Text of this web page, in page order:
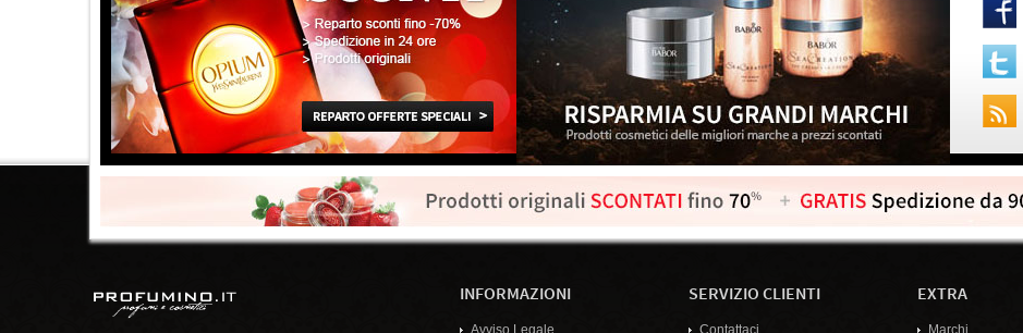
INFORMAZIONI
Avviso Legale
SERVIZIO CLIENTI
Contattaci
EXTRA
Marchi